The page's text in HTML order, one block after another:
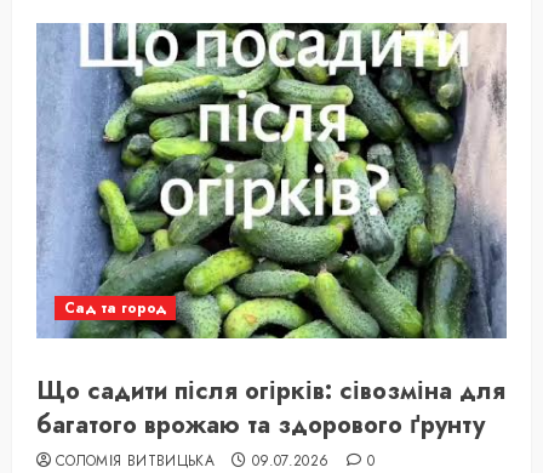
Сад та город
Що садити після огірків: сівозміна для
багатого врожаю та здорового ґрунту
СОЛОМІЯ ВИТВИЦЬКА 09.07.2026 0